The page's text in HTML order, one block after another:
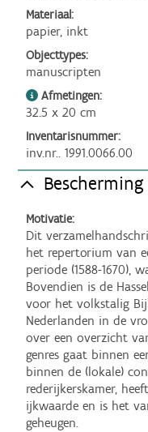
Materiaal:
papier, inkt
Objecttypes:
manuscripten
Afmetingen:
32.5 x 20 cm
Inventarisnummer:
inv.nr.. 1991.0066.00
Bescherming
Motivatie:
Dit
het repertorium van
periode (1588-1670),
Bovendien is de
voor het volkstalig
Nederlanden in de
over een overzicht
genres gaat binnen
binnen de (lokale)
rederijkerskamer,
ijkwaarde en is het
geheugen.